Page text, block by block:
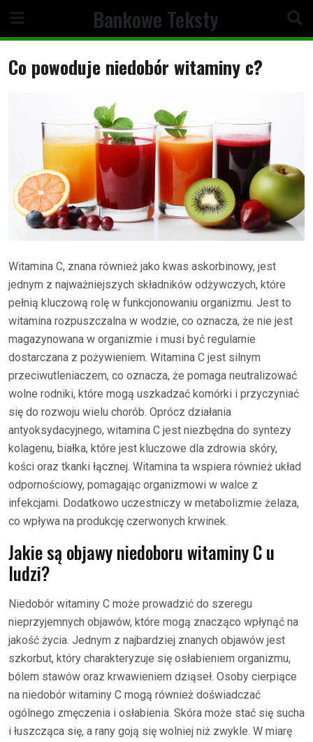
content
Bankowe Teksty
Co powoduje niedobór witaminy c?
Witamina C, znana również jako kwas askorbinowy, jest
jednym z najważniejszych składników odżywczych, które
pełnią kluczową rolę w funkcjonowaniu organizmu. Jest to
witamina rozpuszczalna w wodzie, co oznacza, że nie jest
magazynowana w organizmie i musi być regularnie
dostarczana z pożywieniem. Witamina C jest silnym
przeciwutleniaczem, co oznacza, że pomaga neutralizować
wolne rodniki, które mogą uszkadzać komórki i przyczyniać
się do rozwoju wielu chorób. Oprócz działania
antyoksydacyjnego, witamina C jest niezbędna do syntezy
kolagenu, białka, które jest kluczowe dla zdrowia skóry,
kości oraz tkanki łącznej. Witamina ta wspiera również układ
odpornościowy, pomagając organizmowi w walce z
infekcjami. Dodatkowo uczestniczy w metabolizmie żelaza,
co wpływa na produkcję czerwonych krwinek.
Jakie są objawy niedoboru witaminy C u
ludzi?
Niedobór witaminy C może prowadzić do szeregu
nieprzyjemnych objawów, które mogą znacząco wpłynąć na
jakość życia. Jednym z najbardziej znanych objawów jest
szkorbut, który charakteryzuje się osłabieniem organizmu,
bólem stawów oraz krwawieniem dziąseł. Osoby cierpiące
na niedobór witaminy C mogą również doświadczać
ogólnego zmęczenia i osłabienia. Skóra może stać się sucha
i łuszcząca się, a rany goją się wolniej niż zwykle. W miarę